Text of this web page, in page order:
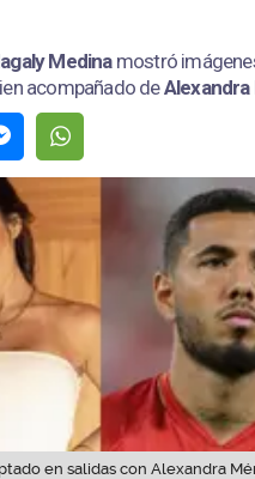
Medinamostró
acompañado deAlexandra
en salidas con Alexandra